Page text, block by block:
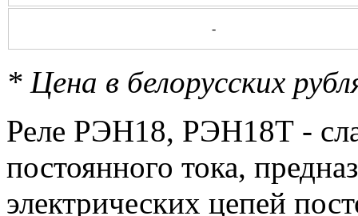
-
* Цена в белорусских
Реле РЭН18, РЭН18Т -
постоянного тока,
электрических цепей